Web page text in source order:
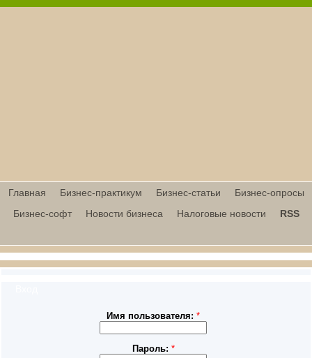
Главная Бизнес-практикум Бизнес-статьи
Бизнес-опросы
Бизнес-софт
Новости бизнеса Налоговые новости RSS
Имя пользователя:*
Пароль: *